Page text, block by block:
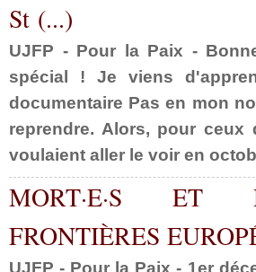
St (...)
UJFP - Pour la Paix -
spécial ! Je viens
documentaire Pas en mon
reprendre. Alors, pour
voulaient aller le voir en
MORT·E·S ET
FRONTIÈRES
UJFP - Pour la Paix - 1er